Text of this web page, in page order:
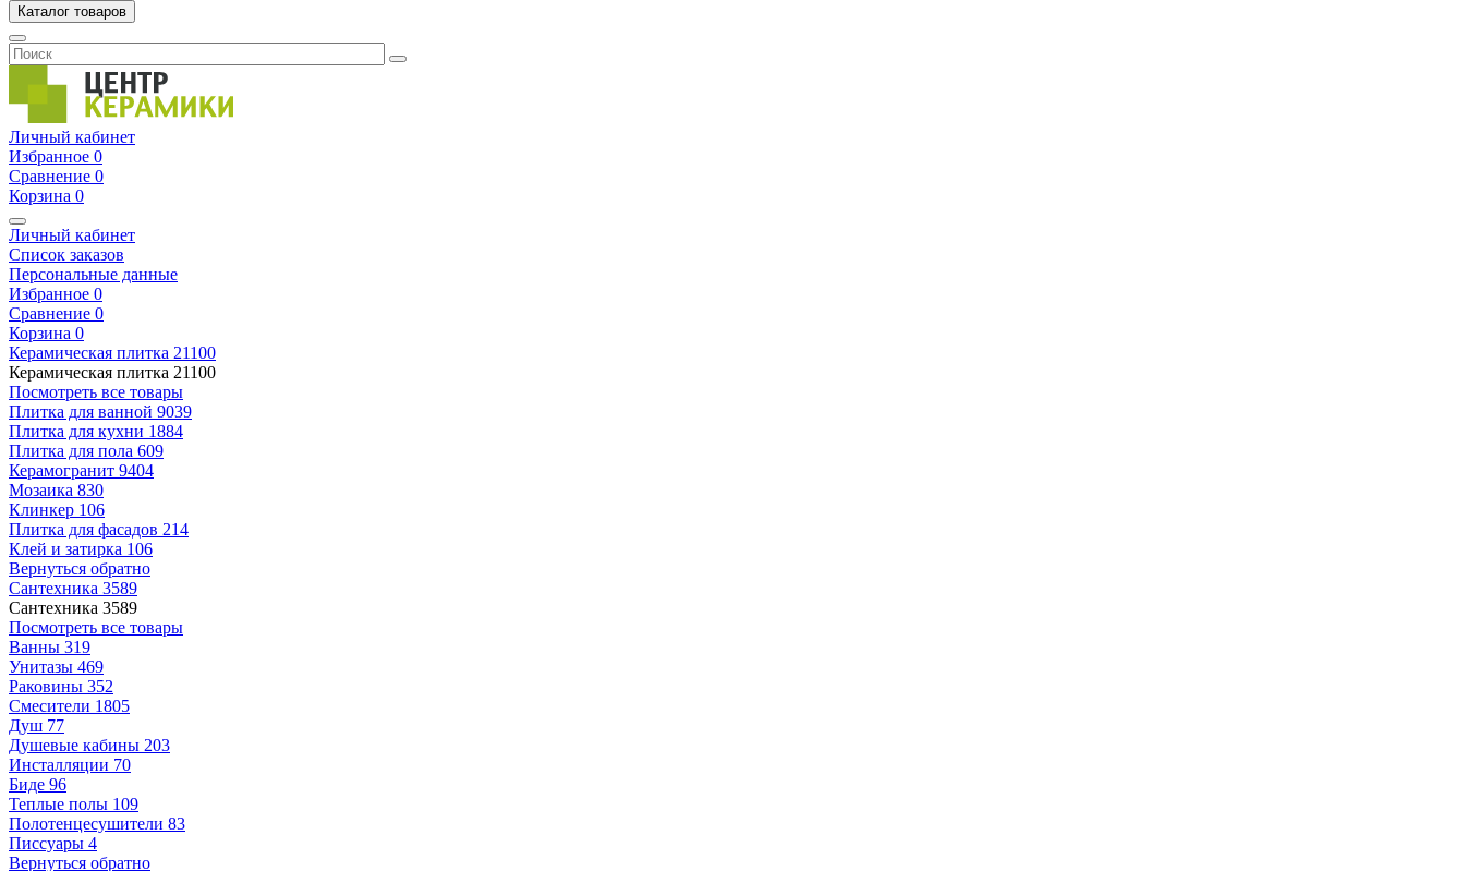
Каталог товаров
Личный кабинет
Избранное 0
Сравнение 0
Корзина 0
Личный кабинет
Список заказов
Персональные данные
Избранное 0
Сравнение 0
Корзина 0
Керамическая плитка 21100
Керамическая плитка 21100
Посмотреть все товары
Плитка для ванной 9039
Плитка для кухни 1884
Плитка для пола 609
Керамогранит 9404
Мозаика 830
Клинкер 106
Плитка для фасадов 214
Клей и затирка 106
Вернуться обратно
Сантехника 3589
Сантехника 3589
Посмотреть все товары
Ванны 319
Унитазы 469
Раковины 352
Смесители 1805
Душ 77
Душевые кабины 203
Инсталляции 70
Биде 96
Теплые полы 109
Полотенцесушители 83
Писсуары 4
Вернуться обратно